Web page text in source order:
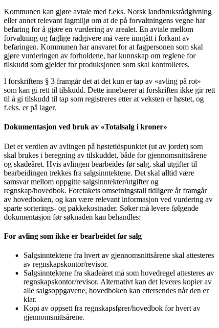
Kommunen kan gjøre avtale med f.eks. Norsk landbruksrådgivning
eller annet relevant fagmiljø om at de på forvaltningens vegne har
befaring for å gjøre en vurdering av arealet. En avtale mellom
forvaltning og faglige rådgivere må være inngått i forkant av
befaringen. Kommunen har ansvaret for at fagpersonen som skal
gjøre vurderingen av forholdene, har kunnskap om reglene for
tilskudd som gjelder for produksjonen som skal kontrolleres.
I forskriftens § 3 framgår det at det kun er tap av «avling på rot»
som kan gi rett til tilskudd. Dette innebærer at forskriften ikke gir rett
til å gi tilskudd til tap som registreres etter at veksten er høstet, og
f.eks. er på lager.
Dokumentasjon ved bruk av «Totalsalg i kroner»
Det er verdien av avlingen på høstetidspunktet (ut av jordet) som
skal brukes i beregning av tilskuddet, både for gjennomsnittsårene
og skadeåret. Hvis avlingen bearbeides før salg, skal utgifter til
bearbeidingen trekkes fra salgsinntektene. Det skal alltid være
samsvar mellom oppgitte salgsinntekter/utgifter og
regnskap/hovedbok. Foretakets omsetningstall tidligere år framgår
av hovedboken, og kan være relevant informasjon ved vurdering av
sparte sorterings- og pakkekostnader. Søker må levere følgende
dokumentasjon før søknaden kan behandles:
For avling som ikke er bearbeidet før salg
Salgsinntektene fra hvert av gjennomsnittsårene skal attesteres
av regnskapskontor/revisor.
Salgsinntektene fra skadeåret må som hovedregel attesteres av
regnskapskontor/revisor. Alternativt kan det leveres kopier av
alle salgsoppgavene, hovedboken kan ettersendes når den er
klar.
Kopi av oppsett fra regnskapsfører/hovedbok for hvert av
gjennomsnittsårene.